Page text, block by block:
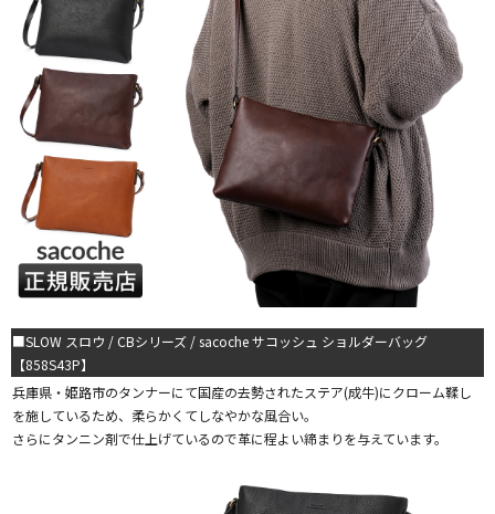
■SLOW スロウ / CBシリーズ / sacoche サコッシュ ショルダーバッグ
【858S43P】
兵庫県・姫路市のタンナーにて国産の去勢されたステア(成牛)にクローム鞣し
を施しているため、柔らかくてしなやかな風合い。
さらにタンニン剤で仕上げているので革に程よい締まりを与えています。